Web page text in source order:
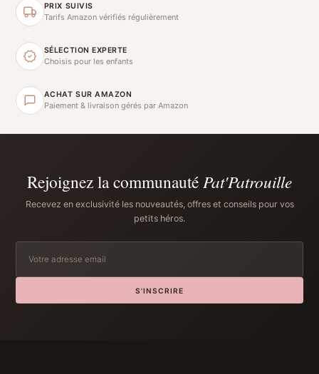
PRIX SUIVIS
Tarifs Amazon vérifiés régulièrement
SÉLECTION EXPERTE
Choisis pour les enfants
ACHAT SUR AMAZON
Paiement & livraison gérés par Amazon
Rejoignez la communauté Pat'Patrouille
Recevez en exclusivité les nouveautés, offres et conseils pour vos
petits héros.
S'INSCRIRE